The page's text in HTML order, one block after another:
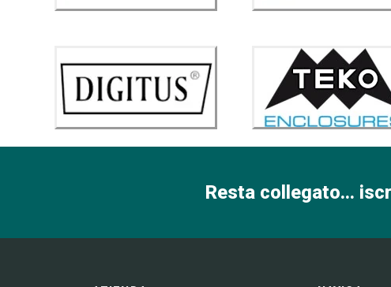
Resta collegato...